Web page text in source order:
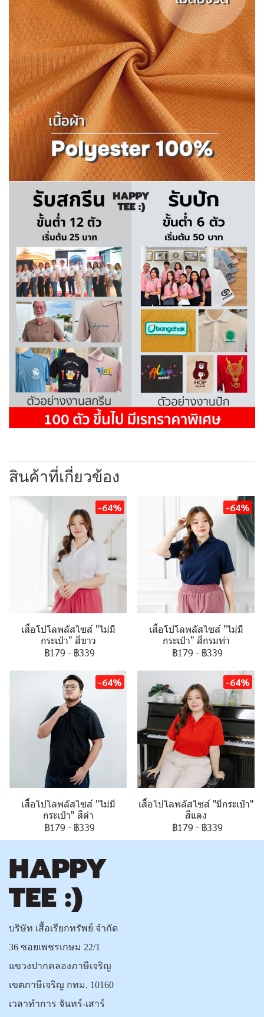
สินค้าที่เกี่ยวข้อง
-64%
เสื้อโปโลพลัสไซส์ "ไม่มี
กระเป๋า" สีขาว
฿179 - ฿339
-64%
เสื้อโปโลพลัสไซส์ "ไม่มี
กระเป๋า" สีกรมท่า
฿179 - ฿339
-64%
เสื้อโปโลพลัสไซส์ "ไม่มี
กระเป๋า" สีดำ
฿179 - ฿339
-64%
เสื้อโปโลพลัสไซส์ "มีกระเป๋า"
สีแดง
฿179 - ฿339
บริษัท เสื้อเรียกทรัพย์ จำกัด
36 ซอยเพชรเกษม 22/1
แขวงปากคลองภาษีเจริญ
เขตภาษีเจริญ กทม. 10160
เวลาทำการ จันทร์-เสาร์